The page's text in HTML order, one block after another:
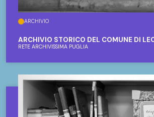
ARCHIVIO
ARCHIVIO STORICO DEL COMUNE DI
RETE ARCHIVISSIMA PUGLIA